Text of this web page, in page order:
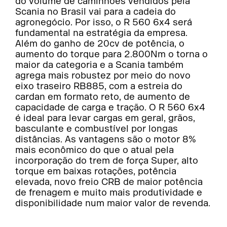
Scania no Brasil vai para a cadeia do
agronegócio. Por isso, o R 560 6x4 será
fundamental na estratégia da empresa.
Além do ganho de 20cv de potência, o
aumento do torque para 2.800Nm o torna o
maior da categoria e a Scania também
agrega mais robustez por meio do novo
eixo traseiro RB885, com a estreia do
cardan em formato reto, de aumento de
capacidade de carga e tração. O R 560 6x4
é ideal para levar cargas em geral, grãos,
basculante e combustível por longas
distâncias. As vantagens são o motor 8%
mais econômico do que o atual pela
incorporação do trem de força Super, alto
torque em baixas rotações, potência
elevada, novo freio CRB de maior potência
de frenagem e muito mais produtividade e
disponibilidade num maior valor de revenda.